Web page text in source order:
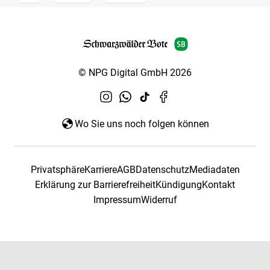
© NPG Digital GmbH 2026
Wo Sie uns noch folgen können
PrivatsphäreKarriereAGBDatenschutzMediadaten
Erklärung zur BarrierefreiheitKündigungKontakt
ImpressumWiderruf